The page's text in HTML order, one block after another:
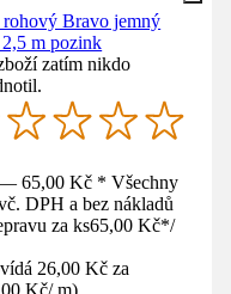
Bravo jemný
m pozink
zatím nikdo
65,00 Kč * Všechny
DPH a bez nákladů
za ks65,00 Kč*/
26,00 Kč za
Kč/ m)